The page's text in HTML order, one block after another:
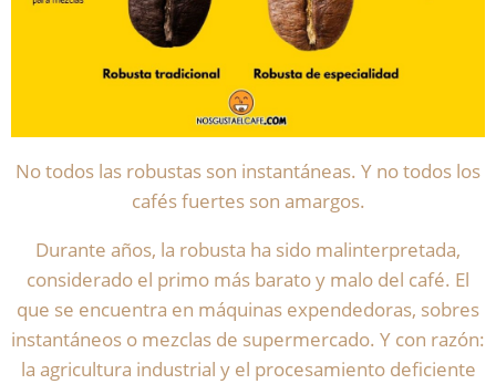
No todos las robustas son instantáneas. Y no todos los
cafés fuertes son amargos.
Durante años, la robusta ha sido malinterpretada,
considerado el primo más barato y malo del café. El
que se encuentra en máquinas expendedoras, sobres
instantáneos o mezclas de supermercado. Y con razón:
la agricultura industrial y el procesamiento deficiente